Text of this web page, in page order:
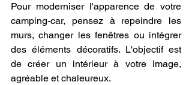
Pour moderniser l'apparence de votre
camping-car, pensez à repeindre les
murs, changer les fenêtres ou intégrer
des éléments décoratifs. L'objectif est
de créer un intérieur à votre image,
agréable et chaleureux.